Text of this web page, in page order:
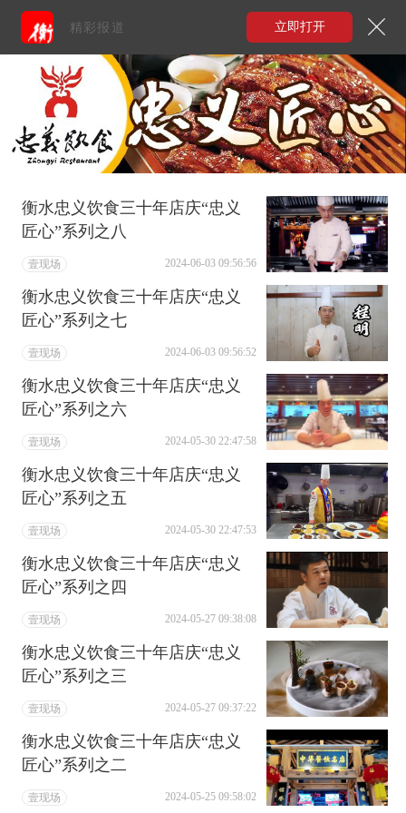
精彩报道 立即打开
衡水忠义饮食三十年店庆“忠义
匠心”系列之八
壹现场 2024-06-03 09:56:56
衡水忠义饮食三十年店庆“忠义
匠心”系列之七
壹现场 2024-06-03 09:56:52
衡水忠义饮食三十年店庆“忠义
匠心”系列之六
壹现场 2024-05-30 22:47:58
衡水忠义饮食三十年店庆“忠义
匠心”系列之五
壹现场 2024-05-30 22:47:53
衡水忠义饮食三十年店庆“忠义
匠心”系列之四
壹现场 2024-05-27 09:38:08
衡水忠义饮食三十年店庆“忠义
匠心”系列之三
壹现场 2024-05-27 09:37:22
衡水忠义饮食三十年店庆“忠义
匠心”系列之二
壹现场 2024-05-25 09:58:02